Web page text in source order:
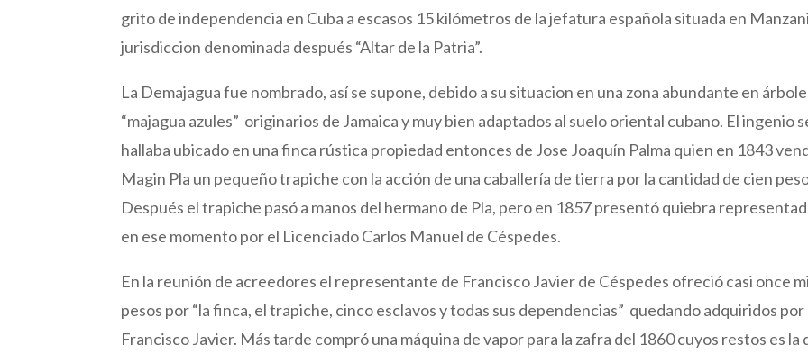
grito de independencia en Cuba a escasos 15 kilómetros de la jefatura española situada en
jurisdiccion denominada después “Altar de la Patria”.
La Demajagua fue nombrado, así se supone, debido a su situacion en una zona abundante en
“majagua azules” originarios de Jamaica y muy bien adaptados al suelo oriental cubano. El ingenio
hallaba ubicado en una finca rústica propiedad entonces de Jose Joaquín Palma quien en 1843
Magin Pla un pequeño trapiche con la acción de una caballería de tierra por la cantidad de cien
Después el trapiche pasó a manos del hermano de Pla, pero en 1857 presentó quiebra
en ese momento por el Licenciado Carlos Manuel de Céspedes.
En la reunión de acreedores el representante de Francisco Javier de Céspedes ofreció casi once
pesos por “la finca, el trapiche, cinco esclavos y todas sus dependencias” quedando adquiridos por
Francisco Javier. Más tarde compró una máquina de vapor para la zafra del 1860 cuyos restos es la